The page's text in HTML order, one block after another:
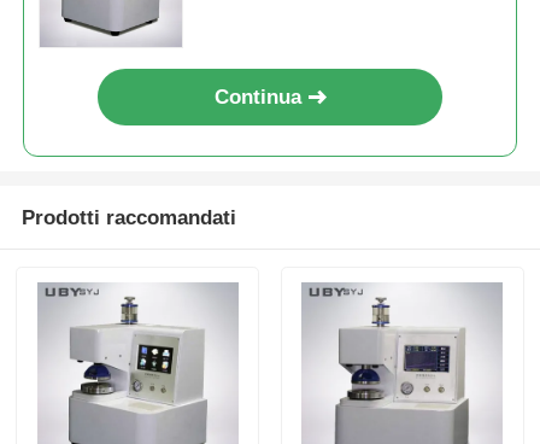
Continua
Prodotti raccomandati